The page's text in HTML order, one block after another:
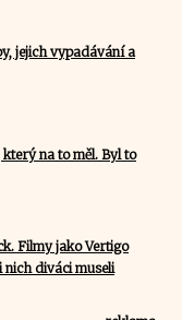
jejich vypadávání a
na to měl. Byl to
Filmy jako Vertigo
nich diváci museli